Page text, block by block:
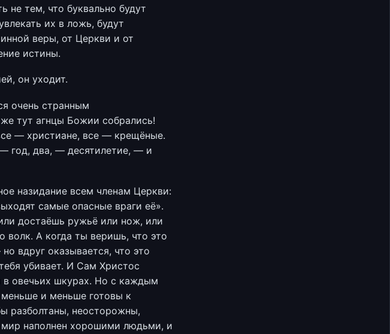
не тем, что буквально будут
их в ложь, будут
веры, от Церкви и от
истины.
он уходит.
очень странным
тут агнцы Божии собрались!
— христиане, все — крещёные.
год, два, — десятилетие, — и
назидание всем членам Церкви:
самые опасные враги её».
достаёшь ружьё или нож, или
волк. А когда ты веришь, что это
вдруг оказывается, что это
убивает. И Сам Христос
в овечьих шкурах. Но с каждым
и меньше готовы к
разболтаны, неосторожны,
мир наполнен хорошими людьми, и